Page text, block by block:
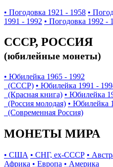
• Погодовка 1921 - 1958 •
1991 - 1992 • Погодовка 1992 -
СССР, РОССИЯ
(юбилейные монеты)
• Юбилейка 1965 - 1992
(СССР) • Юбилейка 1991 -
(Красная книга) • Юбилейка
(Россия молодая) • Юбилейка
(Современная Россия)
МОНЕТЫ МИРА
• США • СНГ, ex-СССР •
Африка • Европа • Америка